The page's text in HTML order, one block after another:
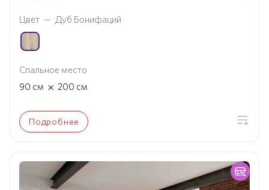
Цвет — Дуб Бонифаций
Спальное место
90 см × 200 см
Подробнее